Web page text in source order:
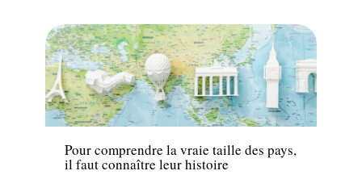
Voyage
Pour comprendre la vraie taille des pays,
il faut connaître leur histoire